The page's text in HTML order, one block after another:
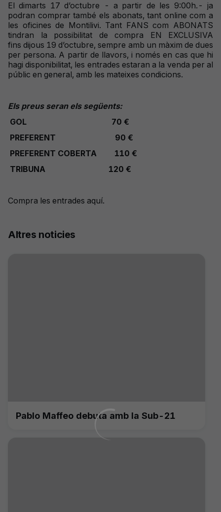
El dimarts 17 d’octubre - a partir de les 9:00h.- ja
podran comprar també els abonats, tant online com a
les oficines de Montilivi. Tant FANS com ABONATS
tindran la possibilitat de compra EN EXCLUSIVA
fins dijous 19 d’octubre, sempre amb un màxim de dues
per persona. A partir de llavors, i només en cas que hi
hagi disponibilitat, les entrades estaran a la venda per al
públic en general, amb les mateixes condicions.
Els preus seran els següents:
GOL 70 €
PREFERENT 90 €
PREFERENT COBERTA 110 €
TRIBUNA 120 €
Compra les entrades aquí.
Altres noticies
Pablo Maffeo debuta amb la Sub-21